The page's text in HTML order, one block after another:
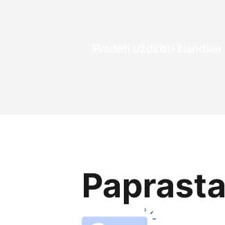
Pradėti uždirbti šiandien